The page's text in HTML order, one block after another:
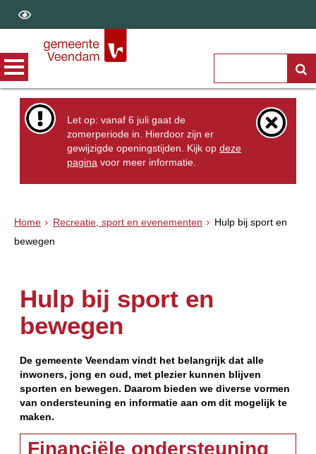
Let op: vanaf 6 juli gaat de
zomerperiode in. Hierdoor zijn er
gewijzigde openingstijden. Kijk opdeze
pagina voor meer informatie.
Home Recreatie, sport en evenementen
Hulp bij sport en
bewegen
Hulp bij sport en
bewegen
De gemeente Veendam vindt het belangrijk dat alle
inwoners, jong en oud, met plezier kunnen blijven
sporten en bewegen. Daarom bieden we diverse vormen
van ondersteuning en informatie aan om dit mogelijk te
maken.
Financiële ondersteuning